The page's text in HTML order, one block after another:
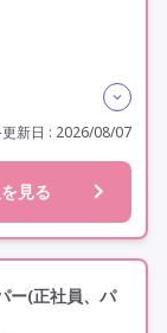
2級)
業ほぼなし
日120日以上
新日 : 2026/08/07
見る
ー(正社員、パ